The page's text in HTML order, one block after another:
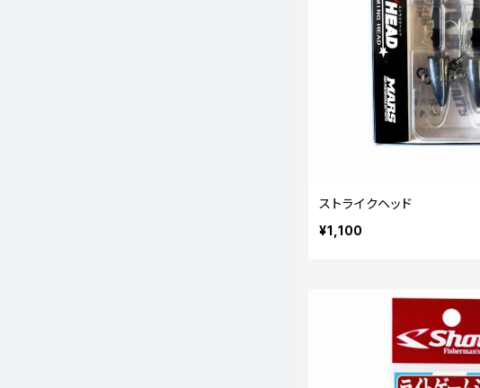
ストライクヘッド
¥1,100